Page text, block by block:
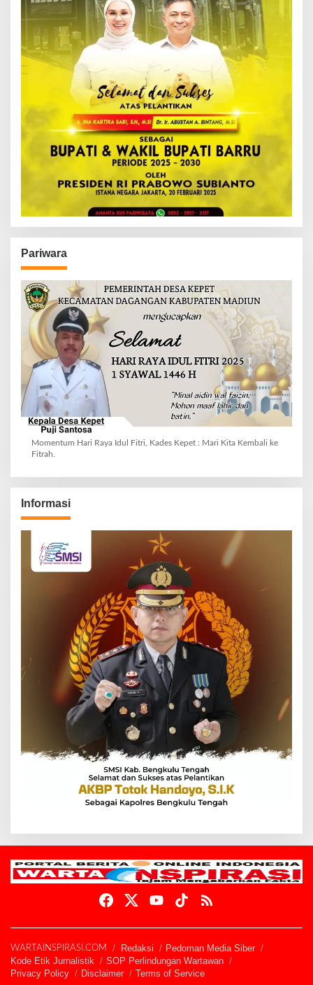
Pariwara
Momentum Hari Raya Idul Fitri, Kades Kepet : Mari Kita Kembali ke
Fitrah.
Informasi
WARTAINSPIRASI.COM Redaksi
Pedoman Media Siber
Kode Etik Jurnalistik
SOP Perlindungan Wartawan
Privacy Policy
Disclaimer Terms of Service